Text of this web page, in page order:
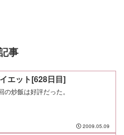
事
エット[628日目]
の炒飯は好評だった。
2009.05.09